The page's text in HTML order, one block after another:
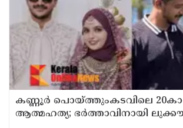
കണ്ണൂർ പൊയ്ത്തുംകടവിലെ
ആത്മഹത്യ; ഭർത്താവിനായി